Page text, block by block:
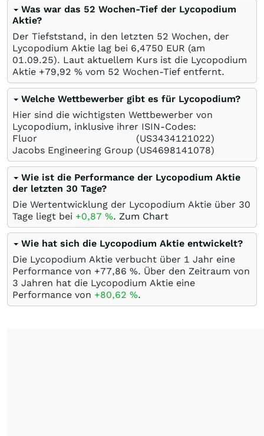
Was war das 52 Wochen-Tief der Lycopodium
Aktie?
Der Tiefststand, in den letzten 52 Wochen, der
Lycopodium Aktie lag bei 6,4750 EUR (am
01.09.25). Laut aktuellem Kurs ist die Lycopodium
Aktie +79,92 % vom 52 Wochen-Tief entfernt.
Welche Wettbewerber gibt es für Lycopodium?
Hier sind die wichtigsten Wettbewerber von
Lycopodium, inklusive ihrer ISIN-Codes:
Fluor
(US3434121022)
Jacobs Engineering Group (US4698141078)
Wie ist die Performance der Lycopodium Aktie
der letzten 30 Tage?
Die Wertentwicklung der Lycopodium Aktie über 30
Tage liegt bei +0,87 %. Zum Chart
Wie hat sich die Lycopodium Aktie entwickelt?
Die Lycopodium Aktie verbucht über 1 Jahr eine
Performance von +77,86 %. Über den Zeitraum von
3 Jahren hat die Lycopodium Aktie eine
Performance von +80,62 %.